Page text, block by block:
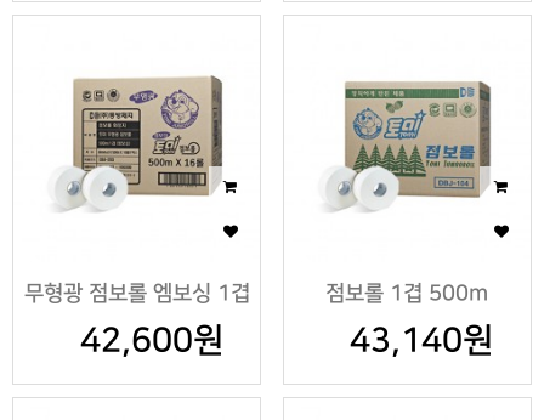
무형광 점보롤 엠보싱 1겹
500m
42,600원
점보롤 1겹 500m
43,140원